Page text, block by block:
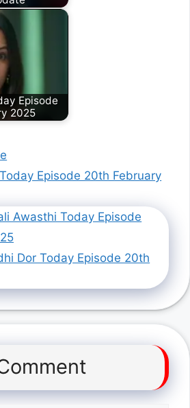
Episode
2025
Episode 20th February
Awasthi Today Episode
Dor Today Episode 20th